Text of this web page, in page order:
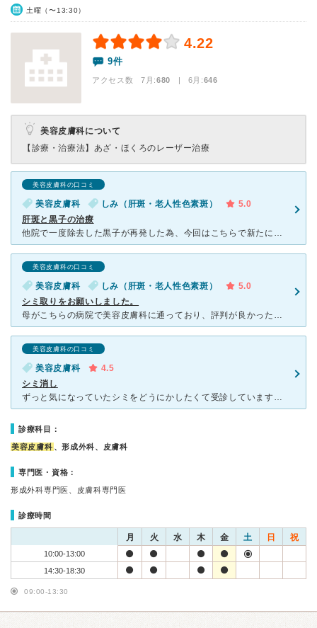
土曜（〜13:30）
4.22
9件
アクセス数 7月:680 | 6月:646
美容皮膚科について
【診療・治療法】 あざ・ほくろのレーザー治療
美容皮膚科の口コミ
美容皮膚科 しみ（肝斑・老人性色素斑）
5.0
肝斑と黒子の治療
他院で一度除去した黒子が再発した為、今回はこちらで新たに治療を始めました。除去した黒子が再発したら追加料金なしでまた治療をしてくれるので安心して通っています。黒子除去後にピコレーザーも始めたので、黒子
美容皮膚科の口コミ
美容皮膚科 しみ（肝斑・老人性色素斑）
5.0
シミ取りをお願いしました。
母がこちらの病院で美容皮膚科に通っており、評判が良かったので、長年気になっていたシミとりレーザーをお願いしました。 頬に大きなしみがあり、他院で1度やっていただきましたが綺麗にならず、こちらで再度レ
美容皮膚科の口コミ
美容皮膚科
4.5
シミ消し
ずっと気になっていたシミをどうにかしたくて受診しています。 フォトのお試しと、コースで現在4回ほど行きましたが、確実にうすくなっています。まだ消えるほどではありませんが、以前はコンシーラー＋ファンデ
診療科目：
美容皮膚科 、形成外科、皮膚科
専門医・資格：
形成外科専門医、皮膚科専門医
診療時間
月 火 水 木 金 土 日 祝
10:00-13:00
14:30-18:30
09:00-13:30